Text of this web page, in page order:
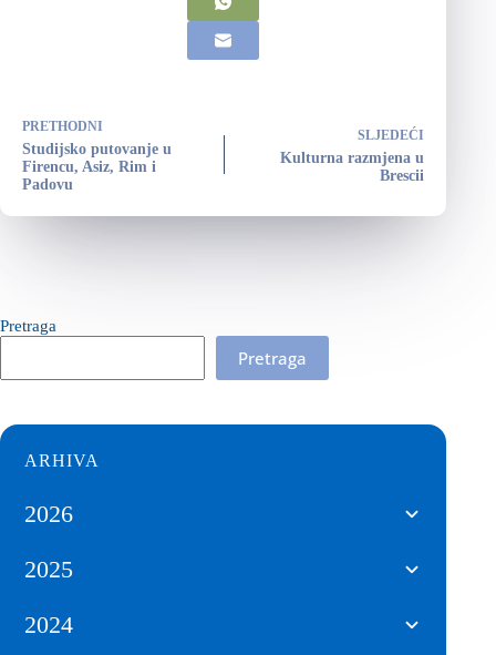
PRETHODNI
Studijsko putovanje u
Firencu, Asiz, Rim i
Padovu
SLJEDEĆI
Kulturna razmjena u
Brescii
Pretraga
Pretraga
ARHIVA
2026
2025
2024